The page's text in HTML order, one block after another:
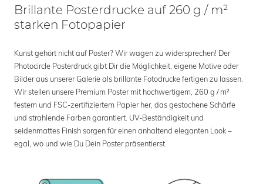
Brillante Posterdrucke auf 260 g / m²
starken Fotopapier
Kunst gehört nicht auf Poster? Wir wagen zu widersprechen! Der
Photocircle Posterdruck gibt Dir die Möglichkeit, eigene Motive oder
Bilder aus unserer Galerie als brillante Fotodrucke fertigen zu lassen.
Wir stellen unsere Premium Poster mit hochwertigem, 260 g / m²
festem und FSC-zertifiziertem Papier her, das gestochene Schärfe
und strahlende Farben garantiert. UV-Beständigkeit und
seidenmattes Finish sorgen für einen anhaltend eleganten Look –
egal, wo und wie Du Dein Poster präsentierst.